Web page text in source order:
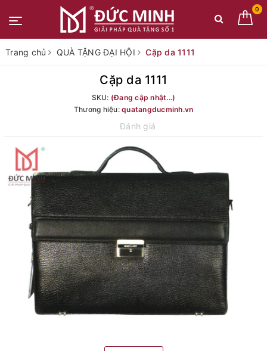
0
Trang chủ QUÀ TẶNG ĐẠI HỘI Cặp da 1111
Cặp da 1111
SKU: (Đang cập nhật...)
Thương hiệu: quatangducminh.vn
Đánh giá